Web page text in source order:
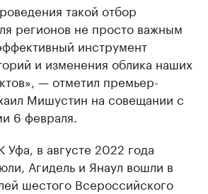
такой отбор
регионов не просто важным
инструмент
и изменения облика наших
— отметил премьер-
Мишустин на совещании с
6 февраля.
Уфа, в августе 2022 года
Агидель и Янаул вошли в
шестого Всероссийского